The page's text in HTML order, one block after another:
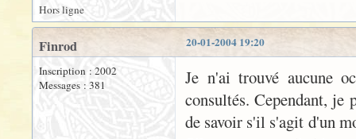
Hors ligne
20-01-2004 19:20
Finrod
Inscription : 2002
Messages : 381
Je n'ai trouvé aucune
consultés. Cependant, je
de savoir s'il s'agit d'un